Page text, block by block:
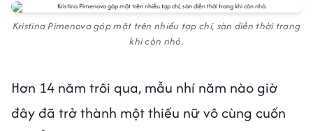
Kristina Pimenova góp mặt trên nhiều tạp chí, sàn diễn thời trang
khi còn nhỏ.
Hơn 14 năm trôi qua, mẫu nhí năm nào giờ
đây đã trở thành một thiếu nữ vô cùng cuốn